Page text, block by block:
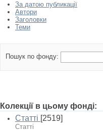
За датою публикації
Автори
Заголовки
Теми
Пошук по фонду:
Колекції в цьому фонді:
Статті [2519]
Статті